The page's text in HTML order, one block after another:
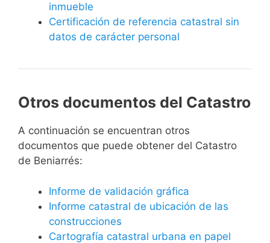
inmueble
Certificación de referencia catastral sin
datos de carácter personal
Otros documentos del Catastro
A continuación se encuentran otros
documentos que puede obtener del Catastro
de Beniarrés:
Informe de validación gráfica
Informe catastral de ubicación de las
construcciones
Cartografía catastral urbana en papel